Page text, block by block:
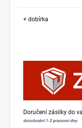
+ dobírka
Doručení zásilky do
doručování 1-2 pracovní dny